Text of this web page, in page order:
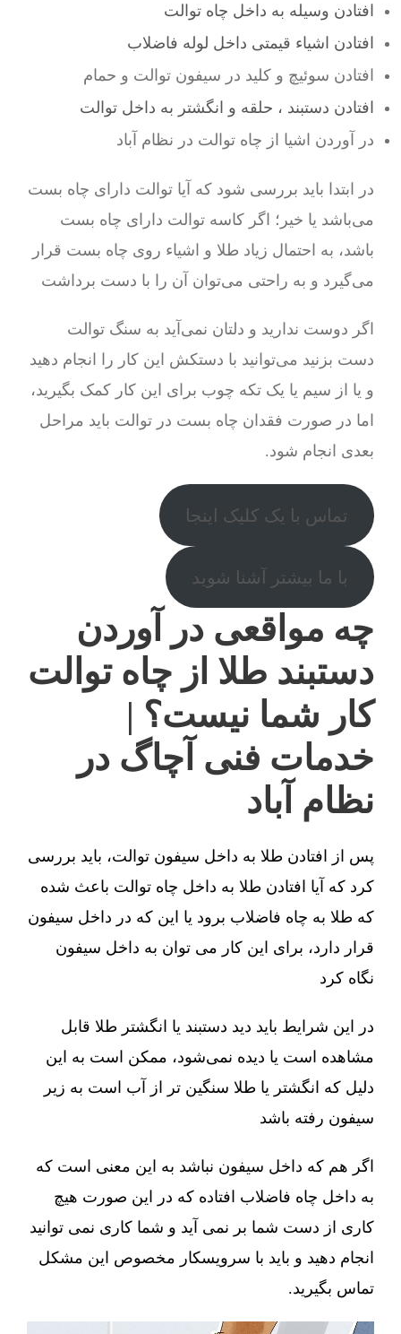
افتادن وسیله به داخل چاه توالت
افتادن اشیاء قیمتی داخل لوله فاضلاب
افتادن سوئیچ و کلید در سیفون توالت و حمام
افتادن دستبند ، حلقه و انگشتر به داخل توالت
در آوردن اشیا از چاه توالت در نظام آباد
در ابتدا باید بررسی شود که آیا توالت دارای چاه بست
می‌باشد یا خیر؛ اگر کاسه توالت دارای چاه بست
باشد، به احتمال زیاد طلا و اشیاء روی چاه بست قرار
می‌گیرد و به راحتی می‌توان آن را با دست برداشت
اگر دوست ندارید و دلتان نمی‌آید به سنگ توالت
دست بزنید می‌توانید با دستکش این کار را انجام دهید
و یا از سیم یا یک تکه چوب برای این کار کمک بگیرید،
اما در صورت فقدان چاه بست در توالت باید مراحل
بعدی انجام شود.
تماس با یک کلیک اینجا
با ما بیشتر آشنا شوید
چه مواقعی در آوردن
دستبند طلا از چاه توالت
کار شما نیست؟ |
خدمات فنی آچاگ در
نظام آباد
پس از افتادن طلا به داخل سیفون توالت، باید بررسی
کرد که آیا افتادن طلا به داخل چاه توالت باعث شده
که طلا به چاه فاضلاب برود یا این که در داخل سیفون
قرار دارد، برای این کار می توان به داخل سیفون
نگاه کرد
در این شرایط باید دید دستبند یا انگشتر طلا قابل
مشاهده است یا دیده نمی‌شود، ممکن است به این
دلیل که انگشتر یا طلا سنگین تر از آب است به زیر
سیفون رفته باشد
اگر هم که داخل سیفون نباشد به این معنی است که
به داخل چاه فاضلاب افتاده که در این صورت هیچ
کاری از دست شما بر نمی آید و شما کاری نمی توانید
انجام دهید و باید با سرویسکار مخصوص این مشکل
تماس بگیرید.